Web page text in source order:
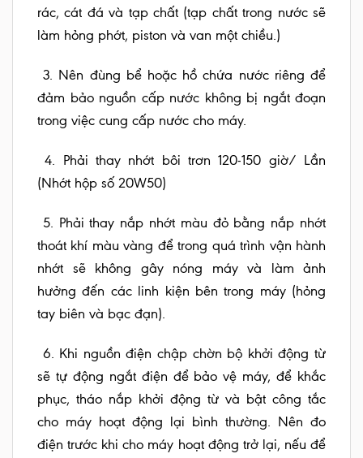
rác, cát đá và tạp chất (tạp chất trong nước sẽ
làm hỏng phớt, piston và van một chiều.)
3. Nên đùng bể hoặc hồ chứa nước riêng để
đảm bảo nguồn cấp nước không bị ngắt đoạn
trong việc cung cấp nước cho máy.
4. Phải thay nhớt bôi trơn 120-150 giờ/ Lần
(Nhớt hộp số 20W50)
5. Phải thay nắp nhớt màu đỏ bằng nắp nhớt
thoát khí màu vàng để trong quá trình vận hành
nhớt sẽ không gây nóng máy và làm ảnh
hưởng đến các linh kiện bên trong máy (hỏng
tay biên và bạc đạn).
6. Khi nguồn điện chập chờn bộ khởi động từ
sẽ tự động ngắt điện để bảo vệ máy, để khắc
phục, tháo nắp khởi động từ và bật công tắc
cho máy hoạt động lại bình thường. Nên đo
điện trước khi cho máy hoạt động trở lại, nếu để